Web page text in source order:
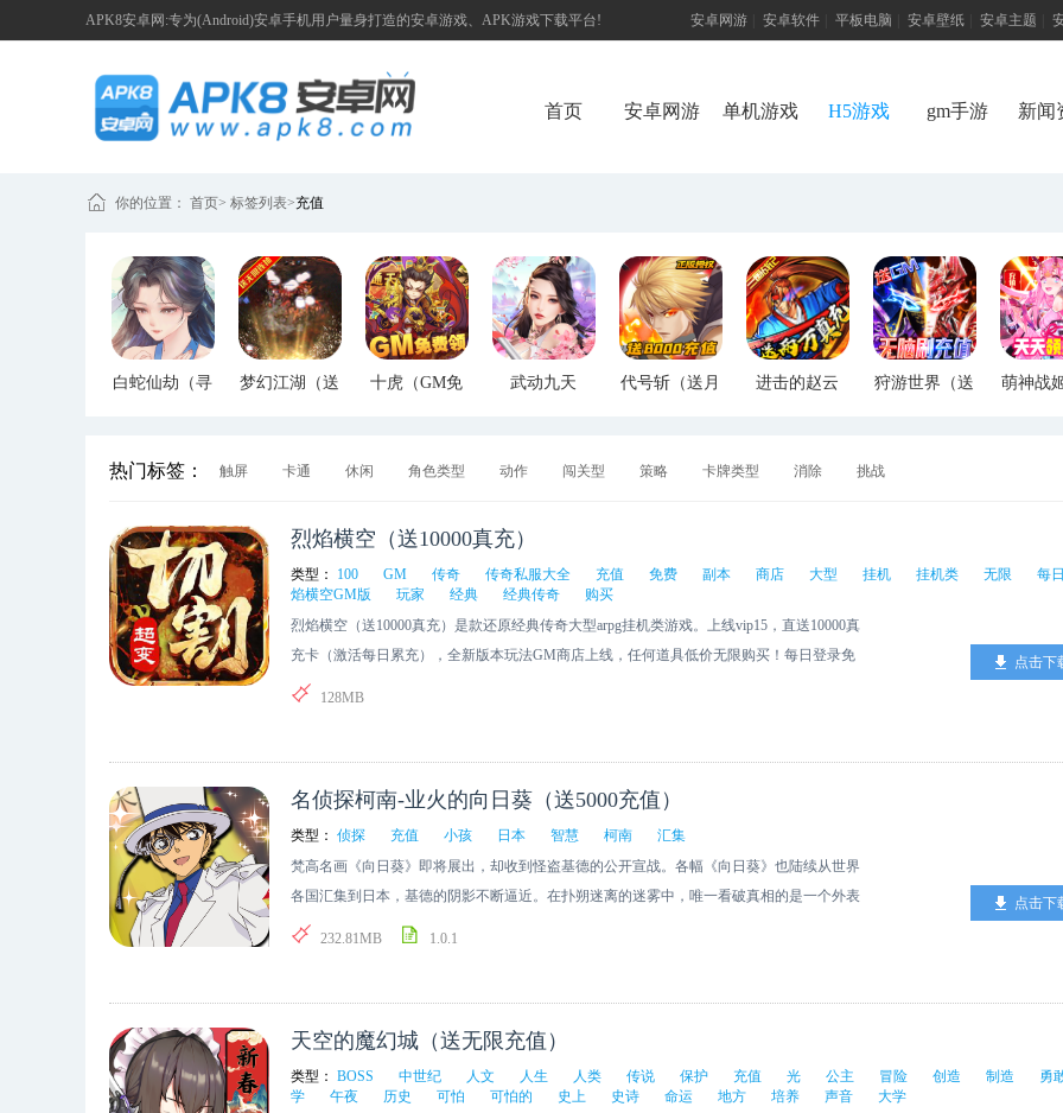
APK8安卓网:专为(Android)安卓手机用户量身打造的安卓游戏、APK游戏下载平台! 安卓网游 安卓软件 平板电脑 安卓壁纸 安卓主题
首页 安卓网游 单机游戏 H5游戏 gm手游 新闻
你的位置： 首页> 标签列表>充值
白蛇仙劫（寻
梦幻江湖（送
十虎（GM免
武动九天
代号斩（送月
进击的赵云
狩游世界（送
萌神战
热门标签： 触屏 卡通 休闲 角色类型 动作 闯关型 策略 卡牌类型 消除 挑战
烈焰横空（送10000真充）
类型： 100 GM 传奇 传奇私服大全 充值 免费 副本 商店 大型 挂机 挂机类 无限 每日
焰横空GM版
玩家 经典 经典传奇
购买
烈焰横空（送10000真充）是款还原经典传奇大型arpg挂机类游戏。上线vip15，直送10000真
充卡（激活每日累充），全新版本玩法GM商店上线，任何道具低价无限购买！每日登录免
费再送真充卡，无限领取！副本通关大量爆充值卡，走到哪爆到哪！零氪玩家的真爱传奇！
128MB
点击下
名侦探柯南-业火的向日葵（送5000充值）
类型： 侦探 充值 小孩 日本 智慧 柯南
汇集
梵高名画《向日葵》即将展出，却收到怪盗基德的公开宣战。各幅《向日葵》也陆续从世界
各国汇集到日本，基德的阴影不断逼近。在扑朔迷离的迷雾中，唯一看破真相的是一个外表
看似小孩，智慧却过于常人的名侦探-柯南！
232.81MB 1.0.1
点击下
天空的魔幻城（送无限充值）
类型： BOSS 中世纪 人文 人生 人类 传说 保护 充值 光 公主 冒险 创造 制造 勇
学
午夜 历史 可怕 可怕的 史上 史诗 命运 地方 培养 声音
大学